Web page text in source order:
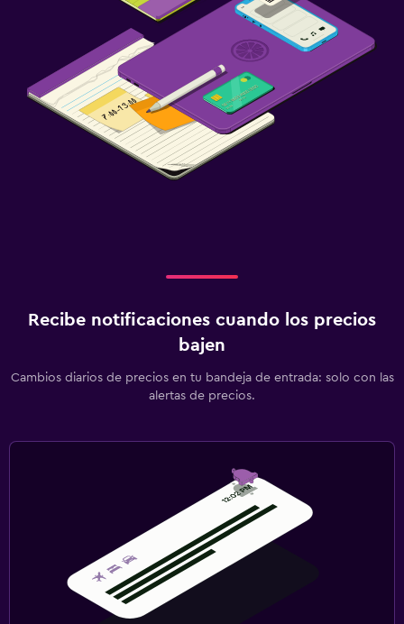
Recibe notificaciones cuando los precios
bajen
Cambios diarios de precios en tu bandeja de entrada: solo con las
alertas de precios.